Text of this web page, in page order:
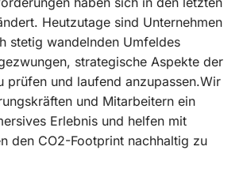
Heutzutage sind Unternehmen
stetig wandelnden Umfeldes
strategische Aspekte der
prüfen und laufend anzupassen.Wir
und Mitarbeitern ein
Erlebnis und helfen mit
den CO2-Footprint nachhaltig zu